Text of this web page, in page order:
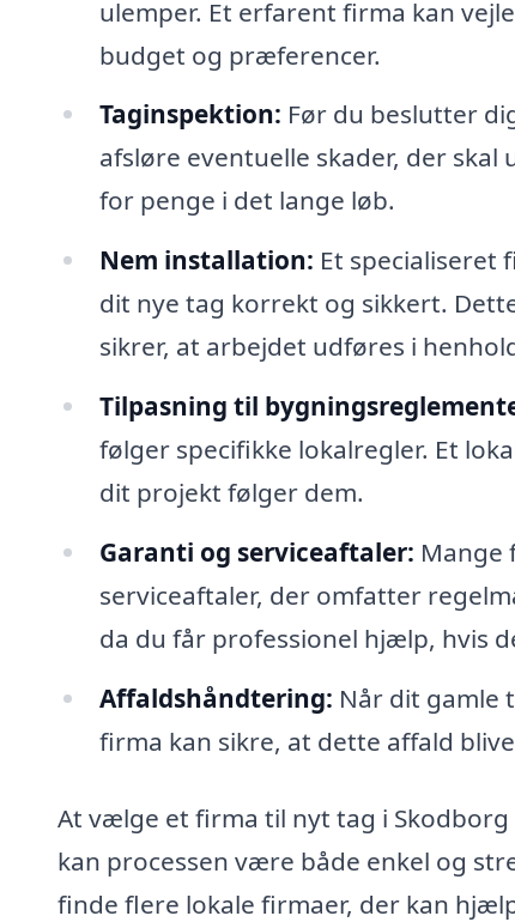
ulemper. Et erfarent firma kan
budget og præferencer.
Taginspektion: Før du beslutter
afsløre eventuelle skader, der
for penge i det lange løb.
Nem installation: Et specialiseret
dit nye tag korrekt og sikkert.
sikrer, at arbejdet udføres i
Tilpasning til
følger specifikke lokalregler. Et
dit projekt følger dem.
Garanti og serviceaftaler: Mange
serviceaftaler, der omfatter
da du får professionel hjælp, hvis
Affaldshåndtering: Når dit gamle
firma kan sikre, at dette affald
At vælge et firma til nyt tag i
kan processen være både enkel og
finde flere lokale firmaer, der kan